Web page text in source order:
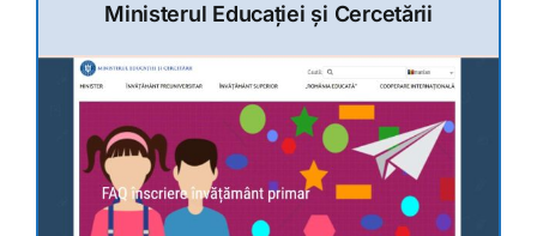
Ministerul Educației și Cercetării